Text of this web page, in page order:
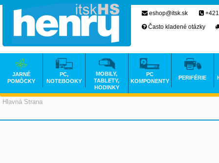
Hlavná Strana
eshop@itsk.sk
Často kladené otázky
JARNÉ
POMÔCKY
PC,
NOTEBOOKY
MOBILY,
TABLETY,
HODINKY
PC
KOMPONENTY
PERIFÉRIE